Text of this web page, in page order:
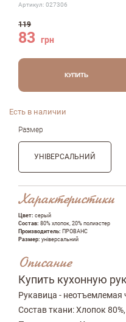
Артикул: 027306
119
83 грн
КУПИТЬ
Есть в наличии
Размер
УНІВЕРСАЛЬНИЙ
Характеристики
Цвет: серый
Состав: 80% хлопок, 20% полиэстер
Производитель: ПРОВАНС
Размер: універсальний
Описание
Купить кухонную
Рукавица - неотъемлемая
Состав ткани: Хлопок